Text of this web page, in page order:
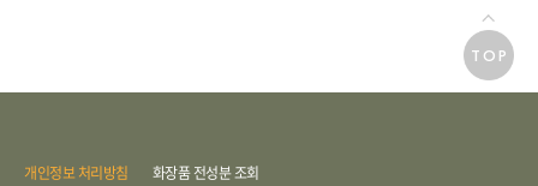
TOP
개인정보 처리방침 화장품 전성분 조회